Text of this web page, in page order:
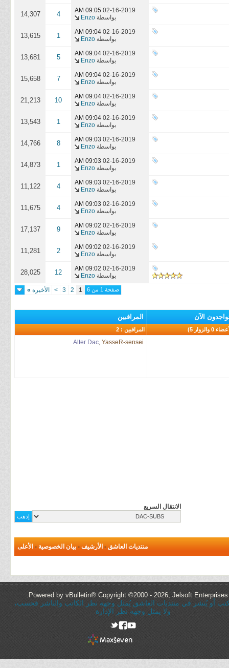
02-16-2019
09:05 AM
بواسطة Enzo
4
14,307
02-16-2019
09:04 AM
بواسطة Enzo
1
13,615
02-16-2019
09:04 AM
بواسطة Enzo
5
13,681
02-16-2019
09:04 AM
بواسطة Enzo
7
15,658
02-16-2019
09:04 AM
بواسطة Enzo
10
21,213
02-16-2019
09:04 AM
بواسطة Enzo
1
13,543
02-16-2019
09:03 AM
بواسطة Enzo
8
14,766
02-16-2019
09:03 AM
بواسطة Enzo
1
14,873
02-16-2019
09:03 AM
بواسطة Enzo
4
11,122
02-16-2019
09:03 AM
بواسطة Enzo
4
11,675
02-16-2019
09:02 AM
بواسطة Enzo
9
17,137
02-16-2019
09:02 AM
بواسطة Enzo
2
11,281
02-16-2019
09:02 AM
بواسطة Enzo
12
28,025
صفحة 1 من 6 1
2
3
> الأخيرة »
الآن المراقبين
المراقبين : 2
Alter Dac, YasseR-sensei
الانتقال السريع
منتديات العاشق - الأرشيف - بيان الخصوصية - الأعلى
Powered by vBulletin® Copyright ©2000 - 2026, Jelsoft Enterprises
أو يُنشر في منتديات العاشق يُمثل وجهة نظر الكاتب والناشر فحسب،
ولا يمثل وجهه نظر الإدارة